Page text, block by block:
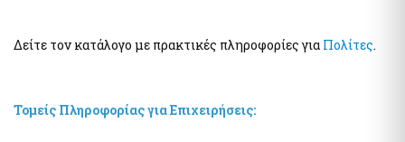
Πλατφόρμα Φυσικού Ραντεβού ΔΥΠΑ
myKTIMATOLOGIOlive - Εξυπηρέτηση με τηλεδιάσκεψη από
Δείτε τον κατάλογο με πρακτικές πληροφορίες για Πολίτες.
Τομείς Πληροφορίας για Επιχειρήσεις: